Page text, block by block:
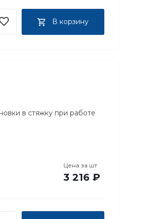
В корзину
в стяжку при работе
Цена за шт
3 216 ₽